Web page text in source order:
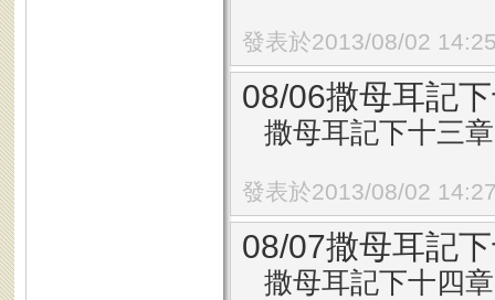
發表於2013/08/02
08/06撒母耳記
撒母耳記下十三
發表於2013/08/02
08/07撒母耳記
撒母耳記下十四